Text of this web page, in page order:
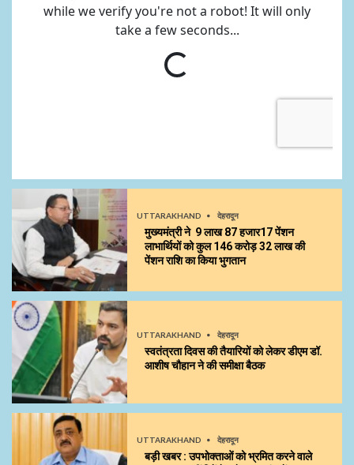
UTTARAKHAND देहरादून
मुख्यमंत्री ने 9 लाख 87 हजार17 पेंशन
लाभार्थियों को कुल ₹146 करोड़ 32 लाख की
पेंशन राशि का किया भुगतान
UTTARAKHAND देहरादून
स्वतंत्रता दिवस की तैयारियों को लेकर डीएम डॉ.
आशीष चौहान ने की समीक्षा बैठक
UTTARAKHAND देहरादून
बड़ी खबर : उपभोक्ताओं को भ्रमित करने वाले